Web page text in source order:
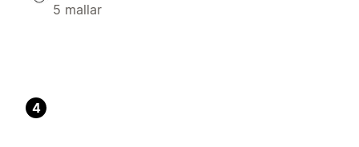
5 mallar
4